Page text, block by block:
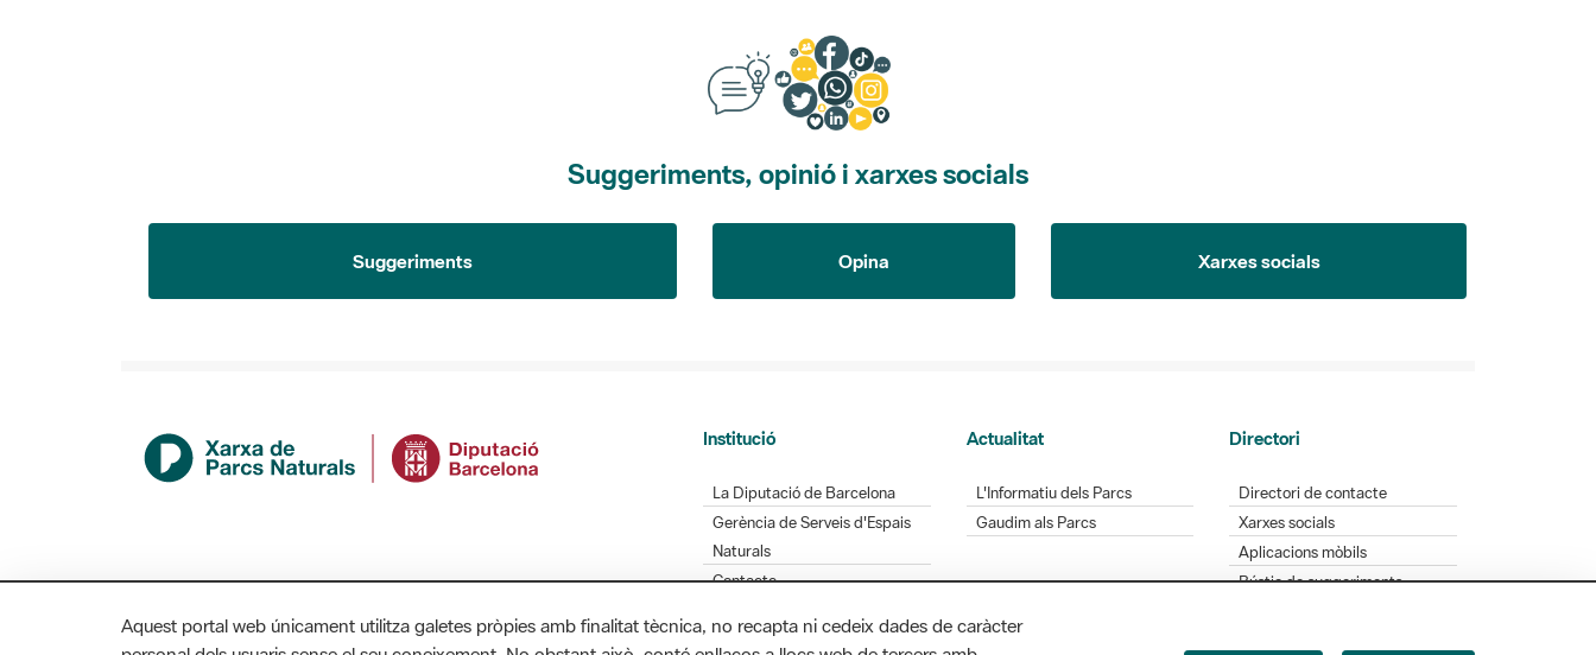
Suggeriments, opinió i xarxes socials
Suggeriments Opina Xarxes socials
Institució
La Diputació de Barcelona
Gerència de Serveis d'Espais
Naturals
Contacte
Actualitat
L'Informatiu dels Parcs
Gaudim als Parcs
Directori
Directori de contacte
Xarxes socials
Aplicacions mòbils
Bústia de suggeriments
Aquest portal web únicament utilitza galetes pròpies amb finalitat tècnica, no recapta ni cedeix dades de caràcter